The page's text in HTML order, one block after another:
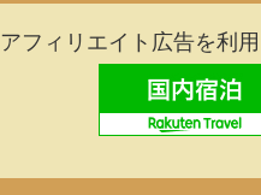
アフィリエイト広告を利用